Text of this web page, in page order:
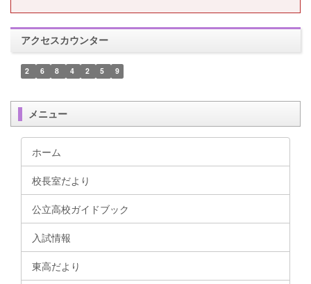
アクセスカウンター
2 6 8 4 2 5 9
メニュー
ホーム
校長室だより
公立高校ガイドブック
入試情報
東高だより